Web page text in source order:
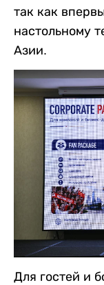
так как
настольному
Азии.
Для гостей и